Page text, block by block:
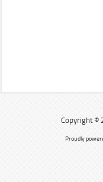
Copyright ©
Proudly